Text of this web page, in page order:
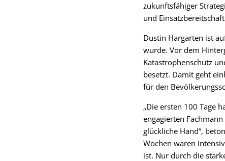
zukunftsfähiger
und
Dustin Hargarten ist
wurde. Vor dem
Katastrophenschutz
besetzt. Damit geht
für den
„Die ersten 100 Tage
engagierten
glückliche Hand“,
Wochen waren
ist. Nur durch die